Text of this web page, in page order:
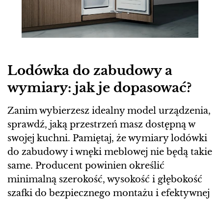
Lodówka do zabudowy a
wymiary: jak je dopasować?
Zanim wybierzesz idealny model urządzenia,
sprawdź, jaką przestrzeń masz dostępną w
swojej kuchni. Pamiętaj, że wymiary lodówki
do zabudowy i wnęki meblowej nie będą takie
same. Producent powinien określić
minimalną szerokość, wysokość i głębokość
szafki do bezpiecznego montażu i efektywnej